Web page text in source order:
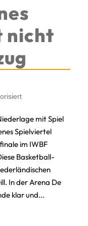
nicht
mit Spiel
Spielviertel
im IWBF
Basketball-
In der Arena De
klar und...